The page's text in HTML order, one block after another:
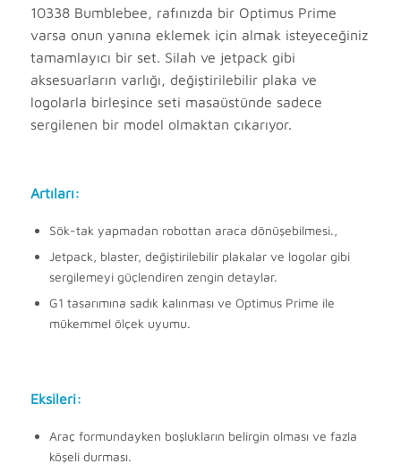
10338 Bumblebee, rafınızda bir Optimus Prime
varsa onun yanına eklemek için almak isteyeceğiniz
tamamlayıcı bir set. Silah ve jetpack gibi
aksesuarların varlığı, değiştirilebilir plaka ve
logolarla birleşince seti masaüstünde sadece
sergilenen bir model olmaktan çıkarıyor.
Artıları:
Sök-tak yapmadan robottan araca dönüşebilmesi.,
Jetpack, blaster, değiştirilebilir plakalar ve logolar gibi
sergilemeyi güçlendiren zengin detaylar.
G1 tasarımına sadık kalınması ve Optimus Prime ile
mükemmel ölçek uyumu.
Eksileri:
Araç formundayken boşlukların belirgin olması ve fazla
köşeli durması.